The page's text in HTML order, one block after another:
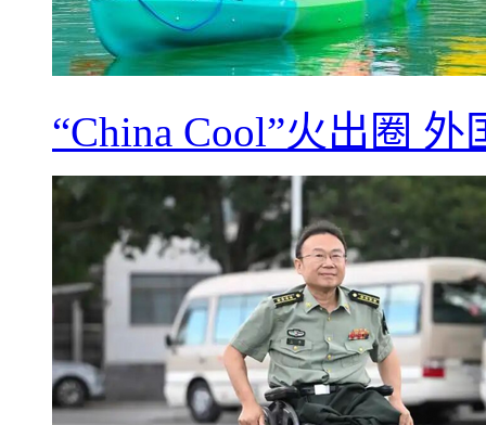
“China Cool”火出圈